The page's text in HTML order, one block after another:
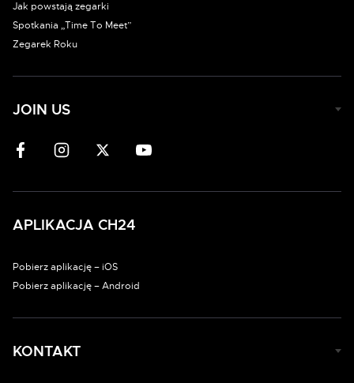
Jak powstają zegarki
Spotkania „Time To Meet”
Zegarek Roku
JOIN US
APLIKACJA CH24
Pobierz aplikację – iOS
Pobierz aplikację – Android
KONTAKT